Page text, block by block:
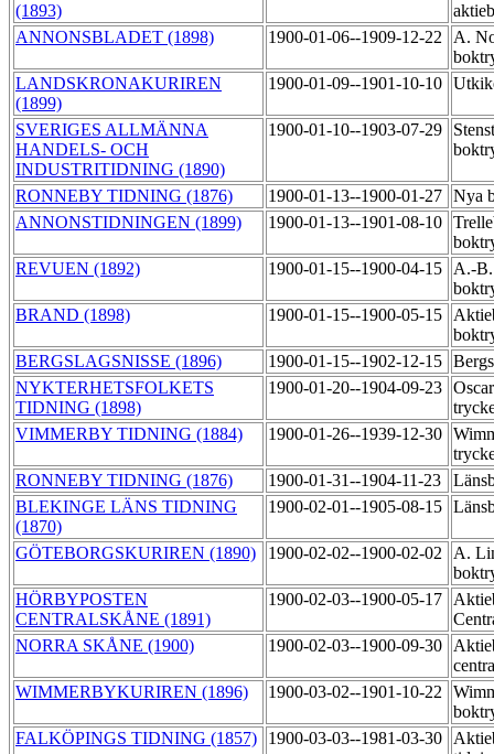
(1893)
ANNONSBLADET (1898)
1900-01-06--1909-12-22
A.
LANDSKRONAKURIREN
(1899)
1900-01-09--1901-10-10
SVERIGES ALLMÄNNA
HANDELS- OCH
INDUSTRITIDNING (1890)
1900-01-10--1903-07-29
RONNEBY TIDNING (1876) 1900-01-13--1900-01-27 Nya
ANNONSTIDNINGEN (1899)
1900-01-13--1901-08-10
REVUEN (1892)
1900-01-15--1900-04-15
A.-B.
BRAND (1898)
1900-01-15--1900-05-15
BERGSLAGSNISSE (1896)
1900-01-15--1902-12-15
NYKTERHETSFOLKETS
TIDNING (1898)
1900-01-20--1904-09-23
VIMMERBY TIDNING (1884)
1900-01-26--1939-12-30
RONNEBY TIDNING (1876)
1900-01-31--1904-11-23
BLEKINGE LÄNS TIDNING
(1870)
1900-02-01--1905-08-15
GÖTEBORGSKURIREN (1890) 1900-02-02--1900-02-02
A.
HÖRBYPOSTEN
CENTRALSKÅNE (1891)
1900-02-03--1900-05-17
NORRA SKÅNE (1900)
1900-02-03--1900-09-30
WIMMERBYKURIREN (1896)
1900-03-02--1901-10-22
FALKÖPINGS TIDNING (1857)
1900-03-03--1981-03-30